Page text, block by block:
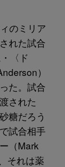
のミリア
れた試合
〈ド
）
た。試合
された
糖だろう
試合相手
（Mark
それは薬